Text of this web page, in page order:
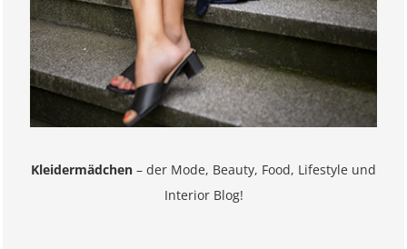
Kleidermädchen – der Mode, Beauty, Food, Lifestyle und
Interior Blog!